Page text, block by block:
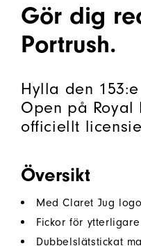
Gör dig
Portrush.
Hylla den
Open på Royal
officiellt
Översikt
Med Claret Jug
Fickor för
Dubbelslätstickat